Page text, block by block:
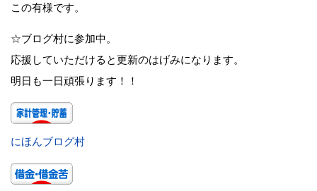
この有様です。
☆ブログ村に参加中。
応援していただけると更新のはげみになります。
明日も一日頑張ります！！
にほんブログ村